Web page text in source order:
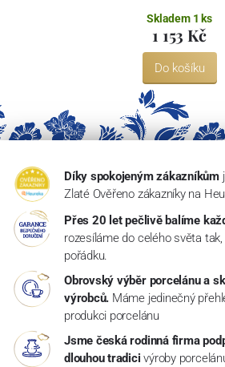
Skladem 1 ks
1 153 Kč
Do košíku
Díky spokojeným zákazníkům
Zlaté Ověřeno zákazníky na
Přes 20 let pečlivě balíme
rozesíláme do celého světa
pořádku.
Obrovský výběr porcelánu a
výrobců. Máme jedinečný
produkci porcelánu
Jsme česká rodinná firma
dlouhou tradici výroby